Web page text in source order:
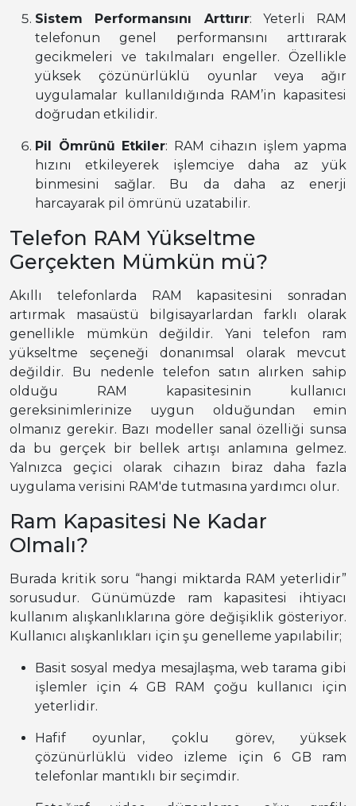
Sistem Performansını Arttırır: Yeterli RAM
telefonun genel performansını arttırarak
gecikmeleri ve takılmaları engeller. Özellikle
yüksek çözünürlüklü oyunlar veya ağır
uygulamalar kullanıldığında RAM’in kapasitesi
doğrudan etkilidir.
Pil Ömrünü Etkiler: RAM cihazın işlem yapma
hızını etkileyerek işlemciye daha az yük
binmesini sağlar. Bu da daha az enerji
harcayarak pil ömrünü uzatabilir.
Telefon RAM Yükseltme
Gerçekten Mümkün mü?
Akıllı telefonlarda RAM kapasitesini sonradan
artırmak masaüstü bilgisayarlardan farklı olarak
genellikle mümkün değildir. Yani telefon ram
yükseltme seçeneği donanımsal olarak mevcut
değildir. Bu nedenle telefon satın alırken sahip
olduğu RAM kapasitesinin kullanıcı
gereksinimlerinize uygun olduğundan emin
olmanız gerekir. Bazı modeller sanal özelliği sunsa
da bu gerçek bir bellek artışı anlamına gelmez.
Yalnızca geçici olarak cihazın biraz daha fazla
uygulama verisini RAM'de tutmasına yardımcı olur.
Ram Kapasitesi Ne Kadar
Olmalı?
Burada kritik soru “hangi miktarda RAM yeterlidir”
sorusudur. Günümüzde ram kapasitesi ihtiyacı
kullanım alışkanlıklarına göre değişiklik gösteriyor.
Kullanıcı alışkanlıkları için şu genelleme yapılabilir;
Basit sosyal medya mesajlaşma, web tarama gibi
işlemler için 4 GB RAM çoğu kullanıcı için
yeterlidir.
Hafif oyunlar, çoklu görev, yüksek
çözünürlüklü video izleme için 6 GB ram
telefonlar mantıklı bir seçimdir.